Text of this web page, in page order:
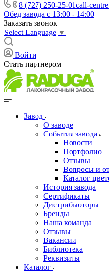
8 (727) 250-25-01call-
Обед завода с 13:00 - 14:00
Заказать звонок
Select Language ▼
Войти
Стать партнером
Завод
О заводе
События завода
Новости
Портфолио
Отзывы
Вопросы и
Каталог
История завода
Сертификаты
Дистрибьюторы
Бренды
Наша команда
Отзывы
Вакансии
Библиотека
Реквизиты
Каталог